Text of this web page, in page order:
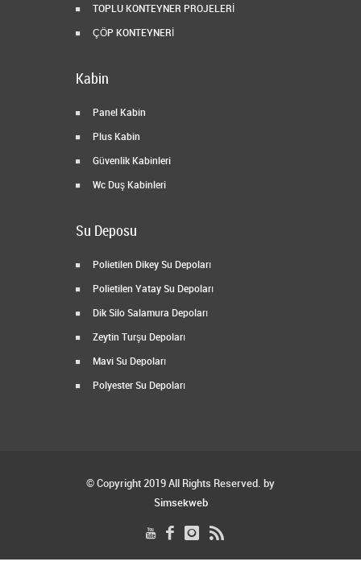
TOPLU KONTEYNER PROJELERİ
ÇÖP KONTEYNERİ
Kabin
Panel Kabin
Plus Kabin
Güvenlik Kabinleri
Wc Duş Kabinleri
Su Deposu
Polietilen Dikey Su Depoları
Polietilen Yatay Su Depoları
Dik Silo Salamura Depoları
Zeytin Turşu Depoları
Mavi Su Depoları
Polyester Su Depoları
© Copyright 2019 All Rights Reserved. by
Simsekweb